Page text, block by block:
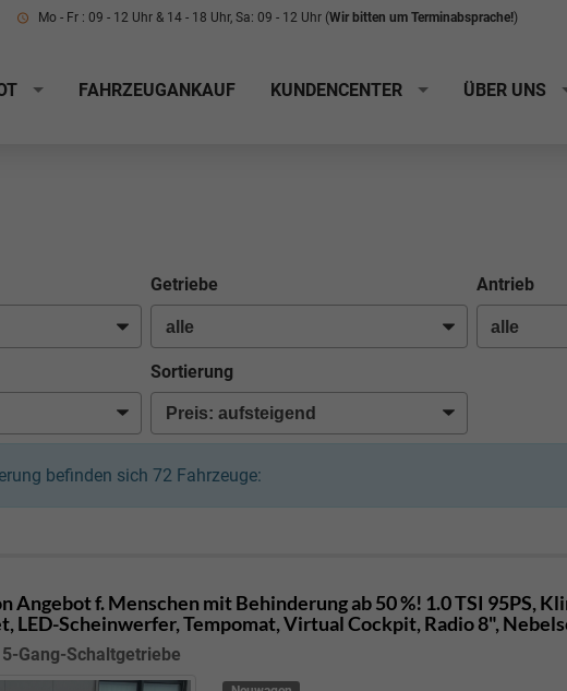
Mo - Fr : 09 - 12 Uhr & 14 - 18 Uhr, Sa: 09 - 12 Uhr (Wir bitten um Terminabsprache!)
FAHRZEUGANKAUF KUNDENCENTER ÜBER UNS
Getriebe Antrieb
Sortierung
befinden sich 72Fahrzeuge:
Angebot f. Menschen mit Behinderung ab 50 %! 1.0 TSI 95PS,
LED-Scheinwerfer, Tempomat, Virtual Cockpit, Radio 8",
Gang-Schaltgetriebe